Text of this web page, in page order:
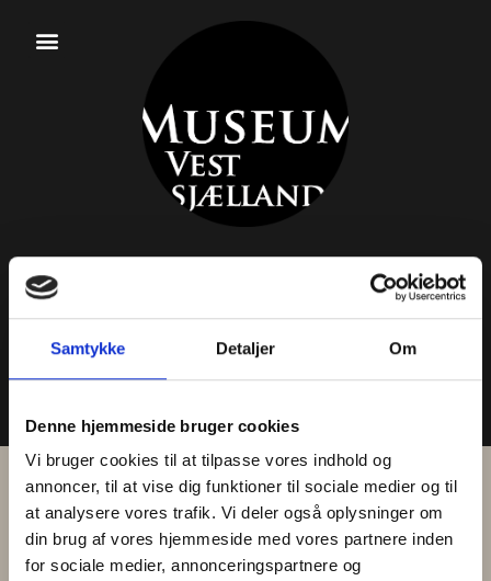
Samtykke Detaljer Om
Denne hjemmeside bruger cookies
Vi bruger cookies til at tilpasse vores indhold og
annoncer, til at vise dig funktioner til sociale medier og til
at analysere vores trafik. Vi deler også oplysninger om
din brug af vores hjemmeside med vores partnere inden
for sociale medier, annonceringspartnere og
RINGSTED
MIDDELALDER-
FESTIVAL
14. - 16. august 2026
LOKALE INPUTS